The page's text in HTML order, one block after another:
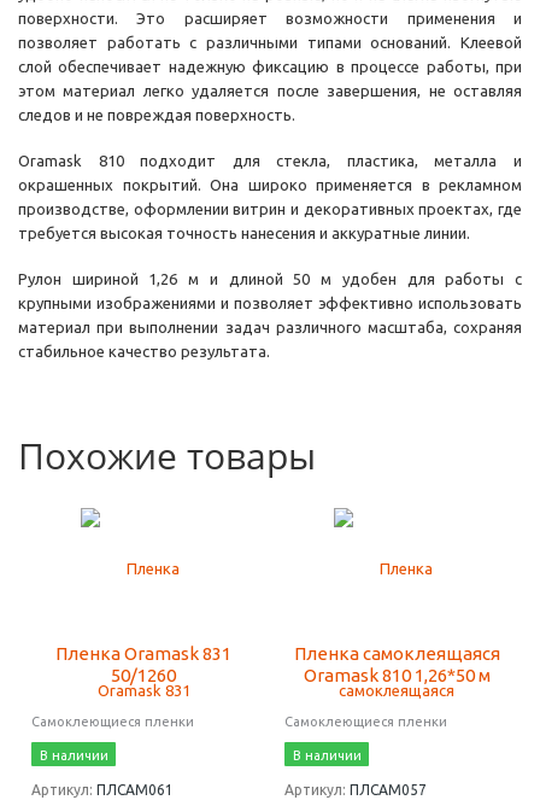
поверхности. Это расширяет возможности применения и
позволяет работать с различными типами оснований. Клеевой
слой обеспечивает надежную фиксацию в процессе работы, при
этом материал легко удаляется после завершения, не оставляя
следов и не повреждая поверхность.
Oramask 810 подходит для стекла, пластика, металла и
окрашенных покрытий. Она широко применяется в рекламном
производстве, оформлении витрин и декоративных проектах, где
требуется высокая точность нанесения и аккуратные линии.
Рулон шириной 1,26 м и длиной 50 м удобен для работы с
крупными изображениями и позволяет эффективно использовать
материал при выполнении задач различного масштаба, сохраняя
стабильное качество результата.
Похожие товары
Пленка Oramask 831
50/1260
Самоклеющиеся пленки
В наличии
Артикул: ПЛСАМ061
Пленка самоклеящаяся
Oramask 810 1,26*50 м
Самоклеющиеся пленки
В наличии
Артикул: ПЛСАМ057